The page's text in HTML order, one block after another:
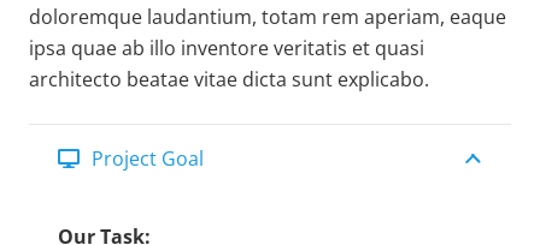
doloremque laudantium, totam rem aperiam, eaque
ipsa quae ab illo inventore veritatis et quasi
architecto beatae vitae dicta sunt explicabo.
Project Goal
Our Task: